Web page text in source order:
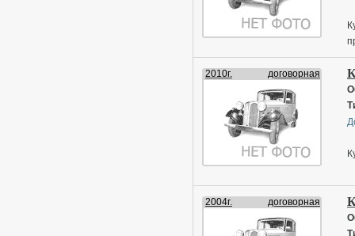
2010г. договорная
2004г. договорная